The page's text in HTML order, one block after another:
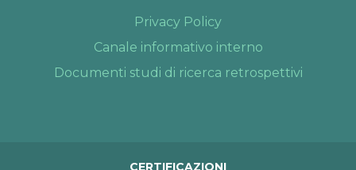
Privacy Policy
Canale informativo interno
Documenti studi di ricerca retrospettivi
CERTIFICAZIONI